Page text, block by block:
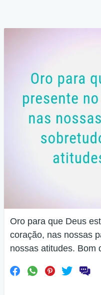
Oro para que Deus
coração, nas nossas
nossas atitudes. Bom